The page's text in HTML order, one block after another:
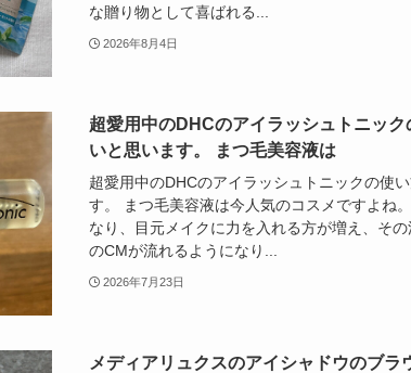
な贈り物として喜ばれる...
2026年8月4日
超愛用中のDHCのアイラッシュトニッ
いと思います。 まつ毛美容液は
超愛用中のDHCのアイラッシュトニックの使
す。 まつ毛美容液は今人気のコスメですよね
なり、目元メイクに力を入れる方が増え、そ
のCMが流れるようになり...
2026年7月23日
メディアリュクスのアイシャドウのブラ